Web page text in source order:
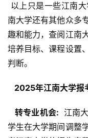
南大学还有其他众多
趣和能力，查阅江南
培养目标、课程设置
判断。
2025年江南大学报
  转专业机会:
江南
学生在大学期间调整